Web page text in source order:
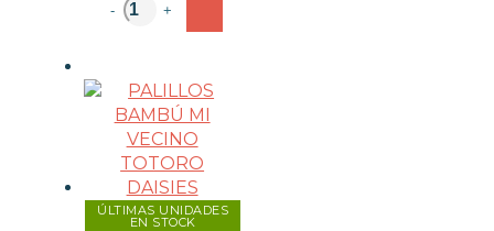
- +
ÚLTIMAS UNIDADES
EN STOCK